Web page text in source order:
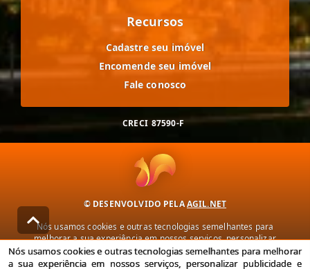
Recursos
Cadastre seu imóvel
Encomende seu imóvel
Fale conosco
CRECI 87590-F
© DESENVOLVIDO PELAAGIL.NET
Nós usamos cookies e outras tecnologias semelhantes para
melhorar a sua experiência em nossos serviços, personalizar
publicidade e recomendar conteúdo de seu interesse. Ao utilizar
nossos serviços, você concorda com nossa política de privacidade e
Nós usamos cookies e outras tecnologias semelhantes para melhorar
a sua experiência em nossos serviços, personalizar publicidade e